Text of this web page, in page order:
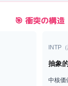
🎯 衝突の構造
INTP （
抽象
中核価